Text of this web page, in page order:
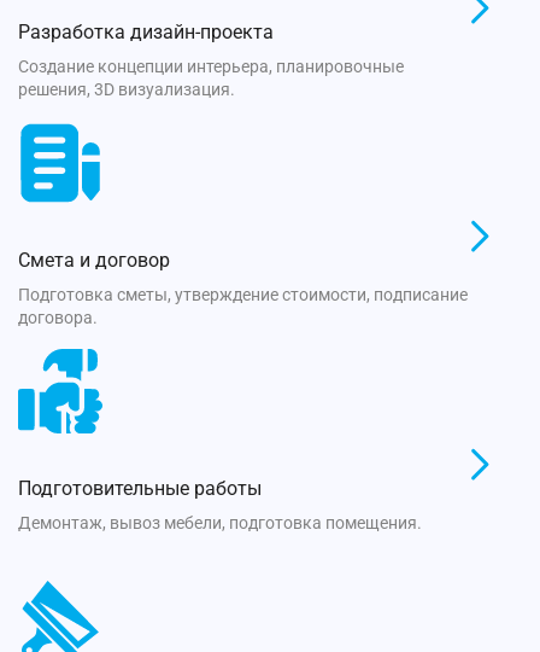
Разработка дизайн-проекта
Создание концепции интерьера, планировочные
решения, 3D визуализация.
Смета и договор
Подготовка сметы, утверждение стоимости, подписание
договора.
Подготовительные работы
Демонтаж, вывоз мебели, подготовка помещения.